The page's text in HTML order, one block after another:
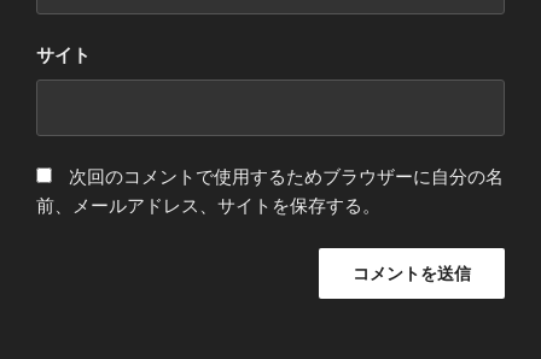
サイト
次回のコメントで使用するためブラウザーに自分の名
前、メールアドレス、サイトを保存する。